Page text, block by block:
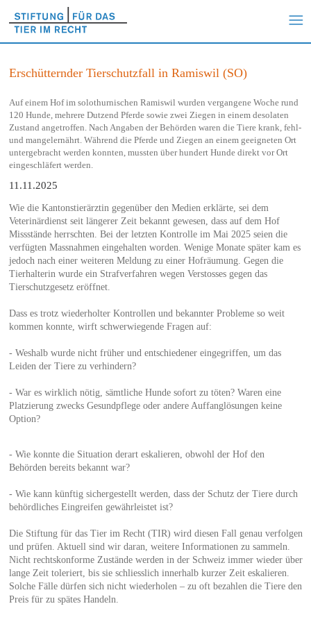
Erschütternder Tierschutzfall in Ramiswil (SO)
Auf einem Hof im solothurnischen Ramiswil wurden vergangene Woche rund
120 Hunde, mehrere Dutzend Pferde sowie zwei Ziegen in einem desolaten
Zustand angetroffen. Nach Angaben der Behörden waren die Tiere krank, fehl-
und mangelernährt. Während die Pferde und Ziegen an einem geeigneten Ort
untergebracht werden konnten, mussten über hundert Hunde direkt vor Ort
eingeschläfert werden.
11.11.2025
Wie die Kantonstierärztin gegenüber den Medien erklärte, sei dem
Veterinärdienst seit längerer Zeit bekannt gewesen, dass auf dem Hof
Missstände herrschten. Bei der letzten Kontrolle im Mai 2025 seien die
verfügten Massnahmen eingehalten worden. Wenige Monate später kam es
jedoch nach einer weiteren Meldung zu einer Hofräumung. Gegen die
Tierhalterin wurde ein Strafverfahren wegen Verstosses gegen das
Tierschutzgesetz eröffnet.
Dass es trotz wiederholter Kontrollen und bekannter Probleme so weit
kommen konnte, wirft schwerwiegende Fragen auf:
- Weshalb wurde nicht früher und entschiedener eingegriffen, um das
Leiden der Tiere zu verhindern?
- War es wirklich nötig, sämtliche Hunde sofort zu töten? Waren eine
Platzierung zwecks Gesundpflege oder andere Auffanglösungen keine
Option?
- Wie konnte die Situation derart eskalieren, obwohl der Hof den
Behörden bereits bekannt war?
- Wie kann künftig sichergestellt werden, dass der Schutz der Tiere durch
behördliches Eingreifen gewährleistet ist?
Die Stiftung für das Tier im Recht (TIR) wird diesen Fall genau verfolgen
und prüfen. Aktuell sind wir daran, weitere Informationen zu sammeln.
Nicht rechtskonforme Zustände werden in der Schweiz immer wieder über
lange Zeit toleriert, bis sie schliesslich innerhalb kurzer Zeit eskalieren.
Solche Fälle dürfen sich nicht wiederholen – zu oft bezahlen die Tiere den
Preis für zu spätes Handeln.